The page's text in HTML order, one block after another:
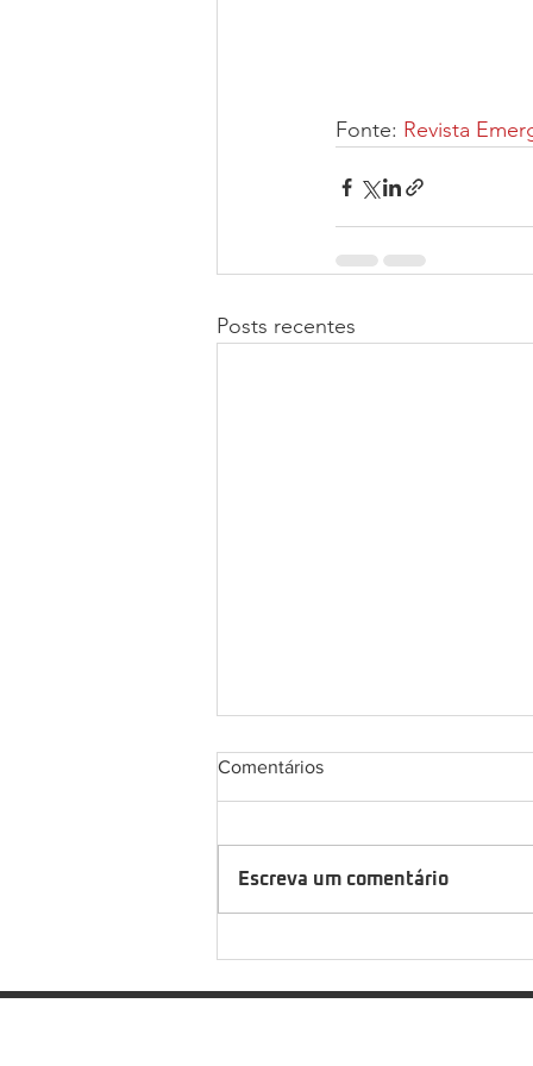
Fonte: Revista
Posts recentes
Comentários
Escreva um comentário